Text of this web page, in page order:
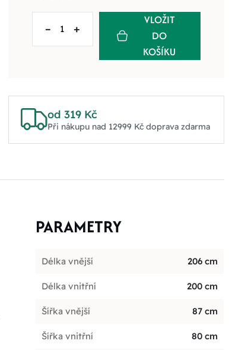
– +
VLOŽIT
DO
KOŠÍKU
od 319 Kč
Při nákupu nad 12999 Kč doprava zdarma
PARAMETRY
Délka vnější 206 cm
Délka vnitřní 200 cm
Šířka vnější 87 cm
Šířka vnitřní 80 cm